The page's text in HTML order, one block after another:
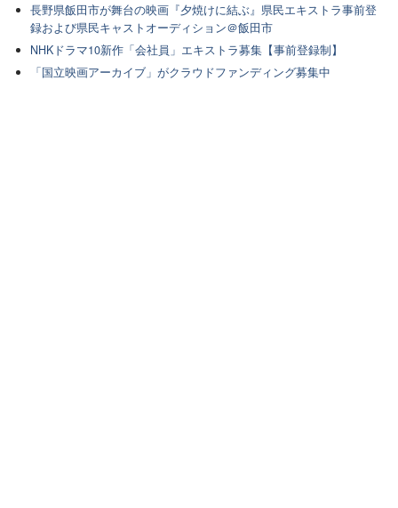
長野県飯田市が舞台の映画『夕焼けに結ぶ』県民エキストラ事前登
録および県民キャストオーディション＠飯田市
NHKドラマ10新作「会社員」エキストラ募集【事前登録制】
「国立映画アーカイブ」がクラウドファンディング募集中